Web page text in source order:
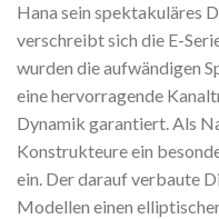
Hana sein spektakuläres
verschreibt sich die E-
wurden die aufwändigen
eine hervorragende
Dynamik garantiert. Als
Konstrukteure ein
ein. Der darauf verbaute
Modellen einen